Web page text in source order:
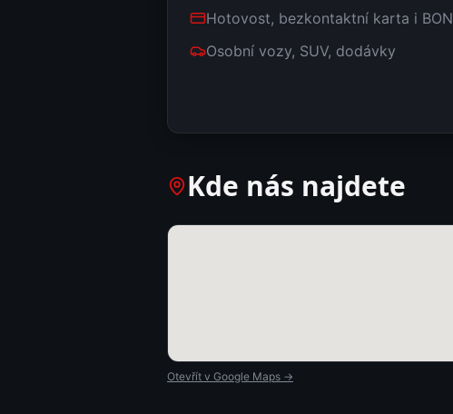
Hotovost, bezkontaktní karta i
Osobní vozy, SUV, dodávky
Kde nás najdete
Otevřít v Google Maps →